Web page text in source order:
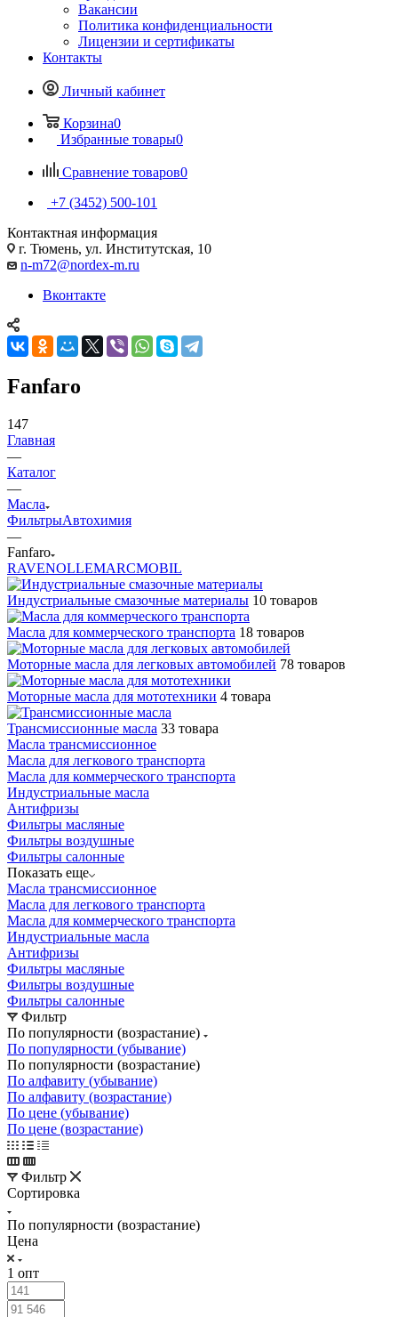
Вакансии
Политика конфиденциальности
Лицензии и сертификаты
Контакты
Личный кабинет
Корзина0
Избранные товары0
Сравнение товаров0
+7 (3452) 500-101
Контактная информация
г. Тюмень, ул. Институтская, 10
n-m72@nordex-m.ru
Вконтакте
Fanfaro
147
Главная
—
Каталог
—
Масла
ФильтрыАвтохимия
—
Fanfaro
RAVENOLLEMARCMOBIL
Индустриальные смазочные материалы 10 товаров
Масла для коммерческого транспорта 18 товаров
Моторные масла для легковых автомобилей 78 товаров
Моторные масла для мототехники 4 товара
Трансмиссионные масла 33 товара
Масла трансмиссионное
Масла для легкового транспорта
Масла для коммерческого транспорта
Индустриальные масла
Антифризы
Фильтры масляные
Фильтры воздушные
Фильтры салонные
Показать еще
Масла трансмиссионное
Масла для легкового транспорта
Масла для коммерческого транспорта
Индустриальные масла
Антифризы
Фильтры масляные
Фильтры воздушные
Фильтры салонные
Фильтр
По популярности (возрастание)
По популярности (убывание)
По популярности (возрастание)
По алфавиту (убывание)
По алфавиту (возрастание)
По цене (убывание)
По цене (возрастание)
Фильтр
Сортировка
По популярности (возрастание)
Цена
1 опт